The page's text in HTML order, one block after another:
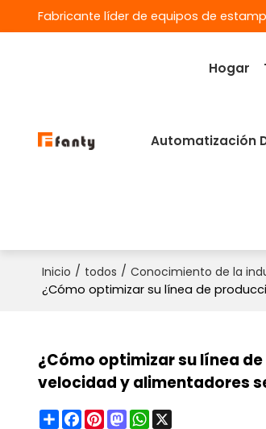
Fabricante líder de equipos de
Hogar
Automatización
Inicio / todos / Conocimiento de la
¿Cómo optimizar su línea de
¿Cómo optimizar su línea
velocidad y alimentadores
ShareFacebook
Pinterest
Mastodon
WhatsApp
X